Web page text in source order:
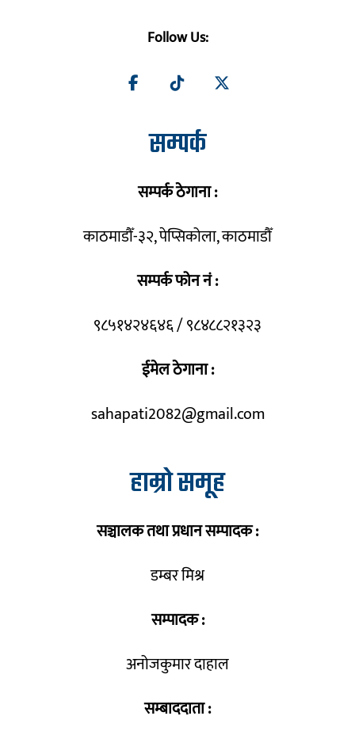
Follow Us:
सम्पर्क
सम्पर्क ठेगाना :
काठमाडौँ-३२, पेप्सिकोला, काठमाडौँ
सम्पर्क फोन नं :
९८५१४२४६४६ / ९८४८८२१३२३
ईमेल ठेगाना :
sahapati2082@gmail.com
हाम्रो समूह
सञ्चालक तथा प्रधान सम्पादक :
डम्बर मिश्र
सम्पादक :
अनोजकुमार दाहाल
सम्बाददाता :